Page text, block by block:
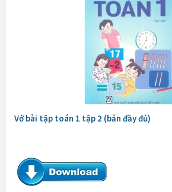
Vở bài tập toán 1 tập 2 (bản đầy đủ)